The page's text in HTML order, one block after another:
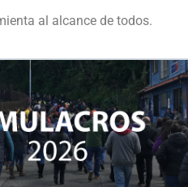
al alcance de todos.